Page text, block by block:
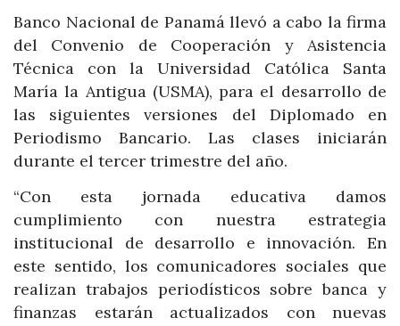
Banco Nacional de Panamá llevó a cabo la firma
del Convenio de Cooperación y Asistencia
Técnica con la Universidad Católica Santa
María la Antigua (USMA), para el desarrollo de
las siguientes versiones del Diplomado en
Periodismo Bancario. Las clases iniciarán
durante el tercer trimestre del año.
“Con esta jornada educativa damos
cumplimiento con nuestra estrategia
institucional de desarrollo e innovación. En
este sentido, los comunicadores sociales que
realizan trabajos periodísticos sobre banca y
finanzas estarán actualizados con nuevas